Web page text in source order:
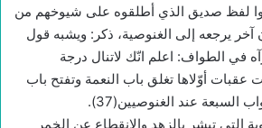
لفظ صديق الذي أطلقوه على شيوخهم من
مكان آخر يرجعه إلى الغنوصية، ذكر: ويشبه قول
في الطواف: اعلم انّك لاتنال درجة
أوّلاها تغلق باب النعمة وتفتح باب
السبعة عند الغنوصيين(37).
التي تبشر بالزهد والانقطاع عن الخمر